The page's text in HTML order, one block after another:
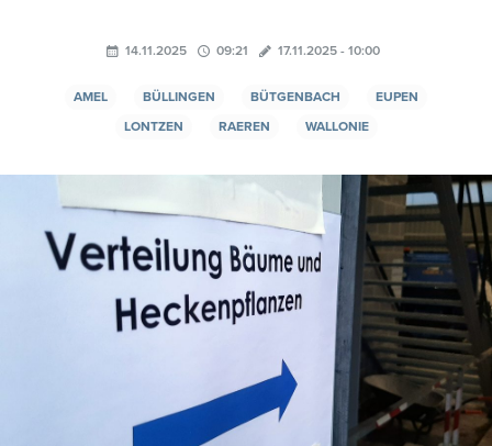
14.11.2025 09:21 17.11.2025 - 10:00
AMEL BÜLLINGEN BÜTGENBACH
EUPEN
LONTZEN
RAEREN WALLONIE